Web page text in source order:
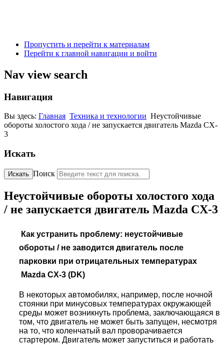
Пропустить и перейти к материалам
Перейти к главной навигации и войти
Nav view search
Навигация
Вы здесь: Главная Техника и технологии Неустойчивые
обороты холостого хода / не запускается двигатель Mazda CX-
3
Искать
Искать Поиск
Неустойчивые обороты холостого хода
/ не запускается двигатель Mazda CX-3
Как устранить проблему: неустойчивые
обороты / не заводится двигатель после
парковки при отрицательных температурах
Mazda CX-3 (DK)
В некоторых автомобилях, например, после ночной
стоянки при минусовых температурах окружающей
среды может возникнуть проблема, заключающаяся в
том, что двигатель не может быть запущен, несмотря
на то, что коленчатый вал проворачивается
стартером. Двигатель может запуститься и работать